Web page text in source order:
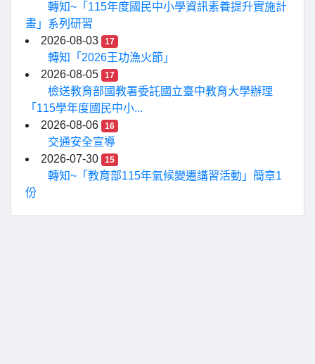
轉知~「115年度國民中小學資訊素養提升實施計
畫」系列研習
2026-08-03
17
轉知「2026王功漁火節」
2026-08-05
17
檢送教育部國教署委託國立臺中教育大學辦理
「115學年度國民中小...
2026-08-06
16
交通安全宣導
2026-07-30
15
轉知~「教育部115年氣候變遷講習活動」簡章1
份